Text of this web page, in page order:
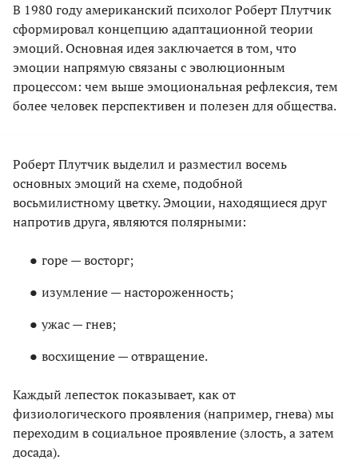
В 1980 году американский психолог Роберт Плутчик
сформировал концепцию адаптационной теории
эмоций. Основная идея заключается в том, что
эмоции напрямую связаны с эволюционным
процессом: чем выше эмоциональная рефлексия, тем
более человек перспективен и полезен для общества.
Роберт Плутчик выделил и разместил восемь
основных эмоций на схеме, подобной
восьмилистному цветку. Эмоции, находящиеся друг
напротив друга, являются полярными:
горе — восторг;
изумление — настороженность;
ужас — гнев;
восхищение — отвращение.
Каждый лепесток показывает, как от
физиологического проявления (например, гнева) мы
переходим в социальное проявление (злость, а затем
досада).